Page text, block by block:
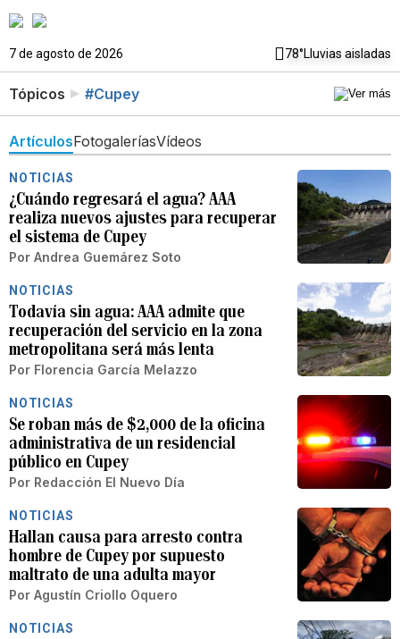
7 de agosto de 2026 78°Lluvias aisladas
Tópicos #Cupey
ArtículosFotogaleríasVídeos
NOTICIAS
¿Cuándo regresará el agua? AAA
realiza nuevos ajustes para recuperar
el sistema de Cupey
Por Andrea Guemárez Soto
NOTICIAS
Todavía sin agua: AAA admite que
recuperación del servicio en la zona
metropolitana será más lenta
Por Florencia García Melazzo
NOTICIAS
Se roban más de $2,000 de la oficina
administrativa de un residencial
público en Cupey
Por Redacción El Nuevo Día
NOTICIAS
Hallan causa para arresto contra
hombre de Cupey por supuesto
maltrato de una adulta mayor
Por Agustín Criollo Oquero
NOTICIAS